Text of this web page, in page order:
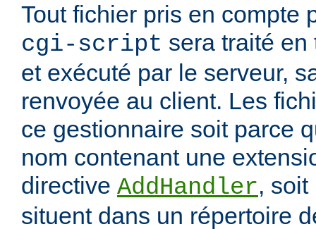
Tout fichier pris en compte
cgi-script sera traité en
et exécuté par le serveur,
renvoyée au client. Les
ce gestionnaire soit parce
nom contenant une
directive AddHandler,
situent dans un répertoire